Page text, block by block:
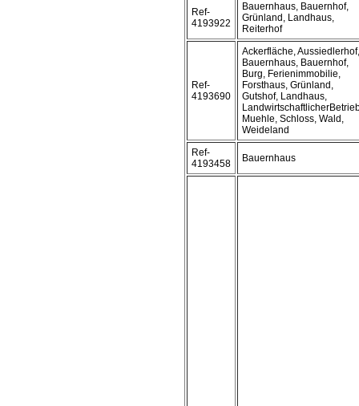
Ref-
4193922
Bauernhaus, Bauernhof,
Grünland, Landhaus,
Reiterhof
Ref-
4193690
Ackerfläche, Aussiedlerhof,
Bauernhaus, Bauernhof,
Burg, Ferienimmobilie,
Forsthaus, Grünland,
Gutshof, Landhaus,
Muehle, Schloss, Wald,
Weideland
Ref-
4193458
Bauernhaus